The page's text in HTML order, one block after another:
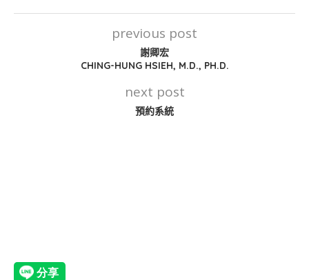
previous post
謝卿宏
CHING-HUNG HSIEH, M.D., PH.D.
next post
預約系統